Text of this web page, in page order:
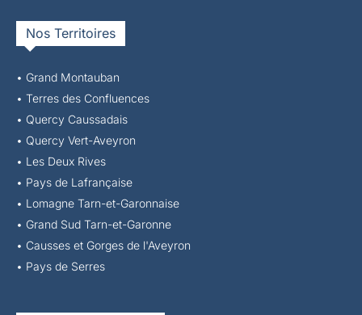
Nos Territoires
• Grand Montauban
• Terres des Confluences
• Quercy Caussadais
• Quercy Vert-Aveyron
• Les Deux Rives
• Pays de Lafrançaise
• Lomagne Tarn-et-Garonnaise
• Grand Sud Tarn-et-Garonne
• Causses et Gorges de l'Aveyron
• Pays de Serres